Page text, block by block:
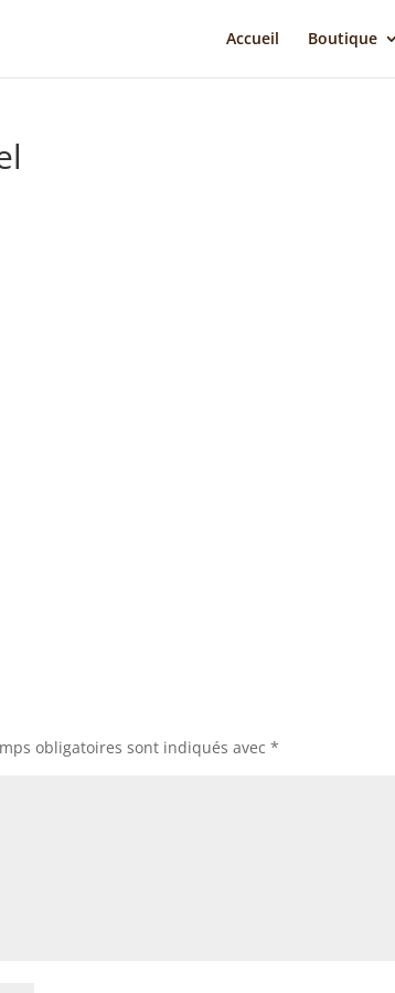
Accueil Boutique
obligatoires sont indiqués avec *